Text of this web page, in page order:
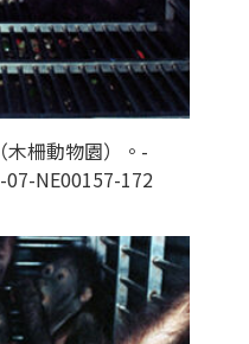
木柵動物園）。-
07-NE00157-172